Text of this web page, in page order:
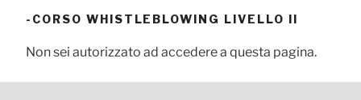
-CORSO WHISTLEBLOWING LIVELLO II
Non sei autorizzato ad accedere a questa pagina.